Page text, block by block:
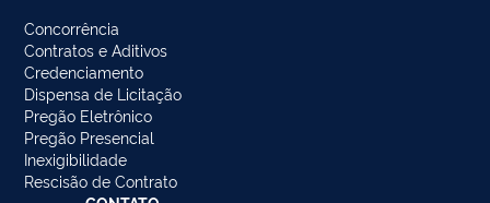
Concorrência
Contratos e Aditivos
Credenciamento
Dispensa de Licitação
Pregão Eletrônico
Pregão Presencial
Inexigibilidade
Rescisão de Contrato